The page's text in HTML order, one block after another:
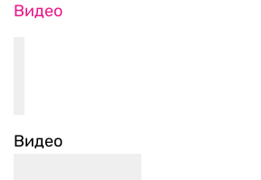
Видео
Видео